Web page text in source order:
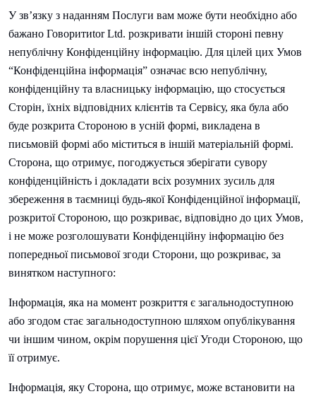
У зв’язку з наданням Послуги вам може бути необхідно або
бажано Говоритиtor Ltd. розкривати іншій стороні певну
непублічну Конфіденційну інформацію. Для цілей цих Умов
“Конфіденційна інформація” означає всю непублічну,
конфіденційну та власницьку інформацію, що стосується
Сторін, їхніх відповідних клієнтів та Сервісу, яка була або
буде розкрита Стороною в усній формі, викладена в
письмовій формі або міститься в іншій матеріальній формі.
Сторона, що отримує, погоджується зберігати сувору
конфіденційність і докладати всіх розумних зусиль для
збереження в таємниці будь-якої Конфіденційної інформації,
розкритої Стороною, що розкриває, відповідно до цих Умов,
і не може розголошувати Конфіденційну інформацію без
попередньої письмової згоди Сторони, що розкриває, за
винятком наступного:
Інформація, яка на момент розкриття є загальнодоступною
або згодом стає загальнодоступною шляхом опублікування
чи іншим чином, окрім порушення цієї Угоди Стороною, що
її отримує.
Інформація, яку Сторона, що отримує, може встановити на